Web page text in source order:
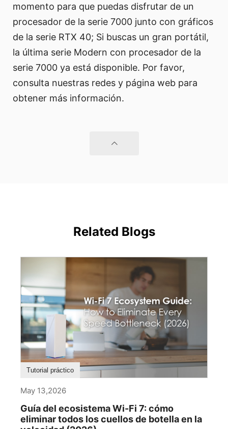
momento para que puedas disfrutar de un
procesador de la serie 7000 junto con gráficos
de la serie RTX 40; Si buscas un gran portátil,
la última serie Modern con procesador de la
serie 7000 ya está disponible. Por favor,
consulta nuestras redes y página web para
obtener más información.
Related Blogs
Tutorial práctico
May 13,2026
Guía del ecosistema Wi-Fi 7: cómo
eliminar todos los cuellos de botella en la